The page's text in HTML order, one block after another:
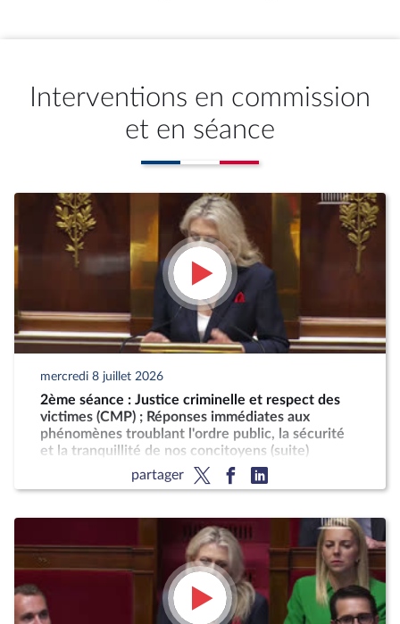
Interventions en commission
et en séance
mercredi 8 juillet 2026
2ème séance : Justice criminelle et respect des
victimes (CMP) ; Réponses immédiates aux
phénomènes troublant l'ordre public, la sécurité
et la tranquillité de nos concitoyens (suite)
partager